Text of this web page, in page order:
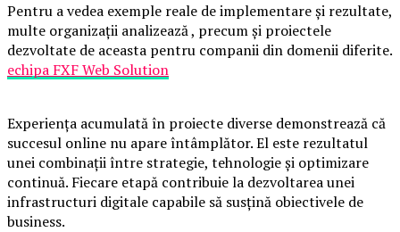
Pentru a vedea exemple reale de implementare și rezultate,
multe organizații analizează , precum și proiectele
dezvoltate de aceasta pentru companii din domenii diferite.
echipa FXF Web Solution
Experiența acumulată în proiecte diverse demonstrează că
succesul online nu apare întâmplător. El este rezultatul
unei combinații între strategie, tehnologie și optimizare
continuă. Fiecare etapă contribuie la dezvoltarea unei
infrastructuri digitale capabile să susțină obiectivele de
business.